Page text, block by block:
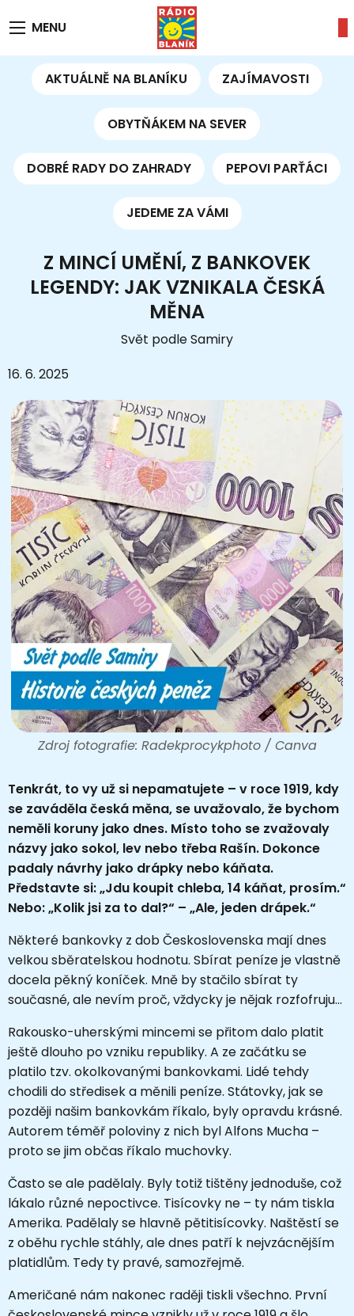
MENU
AKTUÁLNĚ NA BLANÍKU ZAJÍMAVOSTI
OBYTŇÁKEM NA SEVER
DOBRÉ RADY DO ZAHRADY PEPOVI PARŤÁCI
JEDEME ZA VÁMI
Z MINCÍ UMĚNÍ, Z BANKOVEK
LEGENDY: JAK VZNIKALA ČESKÁ
MĚNA
Svět podle Samiry
16. 6. 2025
Zdroj fotografie: Radekprocykphoto / Canva
Tenkrát, to vy už si nepamatujete – v roce 1919, kdy
se zaváděla česká měna, se uvažovalo, že bychom
neměli koruny jako dnes. Místo toho se zvažovaly
názvy jako sokol, lev nebo třeba Rašín. Dokonce
padaly návrhy jako drápky nebo káňata.
Představte si: „Jdu koupit chleba, 14 káňat, prosím.“
Nebo: „Kolik jsi za to dal?“ – „Ale, jeden drápek.“
Některé bankovky z dob Československa mají dnes
velkou sběratelskou hodnotu. Sbírat peníze je vlastně
docela pěkný koníček. Mně by stačilo sbírat ty
současné, ale nevím proč, vždycky je nějak rozfofruju…
Rakousko-uherskými mincemi se přitom dalo platit
ještě dlouho po vzniku republiky. A ze začátku se
platilo tzv. okolkovanými bankovkami. Lidé tehdy
chodili do středisek a měnili peníze. Státovky, jak se
později našim bankovkám říkalo, byly opravdu krásné.
Autorem téměř poloviny z nich byl Alfons Mucha –
proto se jim občas říkalo muchovky.
Často se ale padělaly. Byly totiž tištěny jednoduše, což
lákalo různé nepoctivce. Tisícovky ne – ty nám tiskla
Amerika. Padělaly se hlavně pětitisícovky. Naštěstí se
z oběhu rychle stáhly, ale dnes patří k nejvzácnějším
platidlům. Tedy ty pravé, samozřejmě.
Američané nám nakonec raději tiskli všechno. První